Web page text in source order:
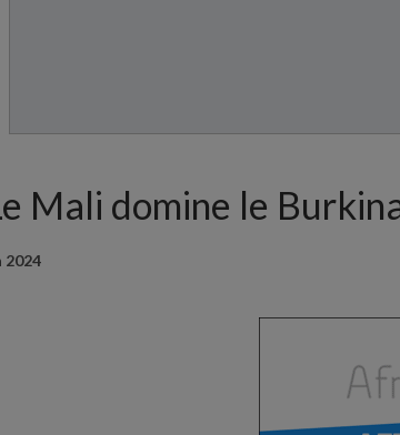
Mali domine le
2024